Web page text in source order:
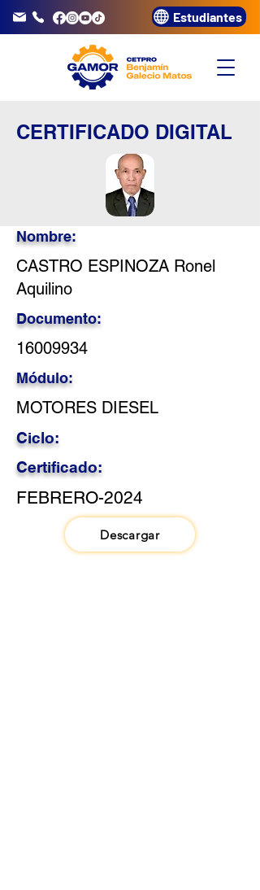
3320072 Estudiantes
CERTIFICADO DIGITAL
Nombre:
CASTRO ESPINOZA Ronel
Aquilino
Documento:
16009934
Módulo:
MOTORES DIESEL
Ciclo:
Certificado:
FEBRERO-2024
Descargar